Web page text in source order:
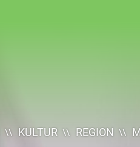
KULTUR REGION